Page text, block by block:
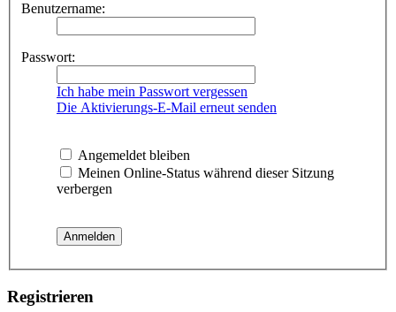
Benutzername:
Passwort:
Ich habe mein Passwort vergessen
Die Aktivierungs-E-Mail erneut senden
Angemeldet bleiben
Meinen Online-Status während dieser Sitzung
verbergen
Registrieren